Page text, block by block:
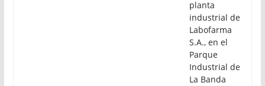
planta
industrial de
Labofarma
S.A., en el
Parque
Industrial de
La Banda